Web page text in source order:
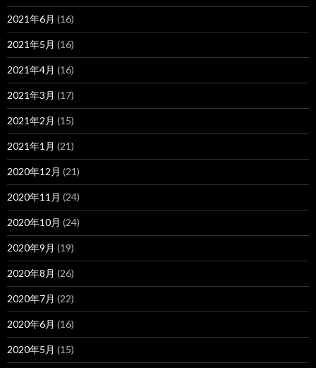
2021年6月 (16)
2021年5月 (16)
2021年4月 (16)
2021年3月 (17)
2021年2月 (15)
2021年1月 (21)
2020年12月 (21)
2020年11月 (24)
2020年10月 (24)
2020年9月 (19)
2020年8月 (26)
2020年7月 (22)
2020年6月 (16)
2020年5月 (15)